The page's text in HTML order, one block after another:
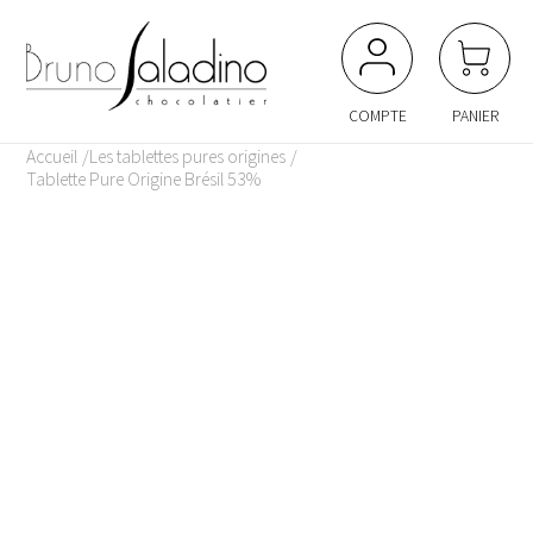
COMPTE PANIER
Accueil Les tablettes pures origines
Tablette Pure Origine Brésil 53%
Panneau de gestion des cookies